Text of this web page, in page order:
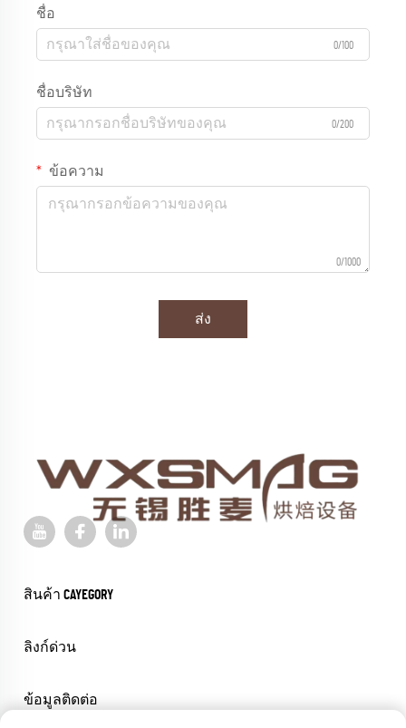
ชื่อ
0/100
ชื่อบริษัท
0/200
ข้อความ
0/1000
ส่ง
สินค้า CAYEGORY
ลิงก์ด่วน
ข้อมูลติดต่อ